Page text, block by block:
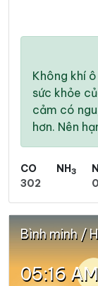
Không khí
sức khỏe
cảm có
hơn. Nên
CO
302
NH3
Bình minh /
05:16 AM